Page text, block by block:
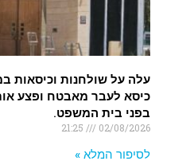
עלה על שולחנות וכיסאות
כיסא לעבר מאבטח ופצע
בפני בית המשפט.
02/08/2026
לסיפור המלא »